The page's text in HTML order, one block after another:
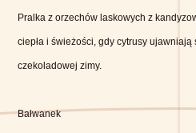
Pralka z orzechów laskowych z
ciepła i świeżości, gdy cytrusy ujawniają
czekoladowej zimy.
Bałwanek